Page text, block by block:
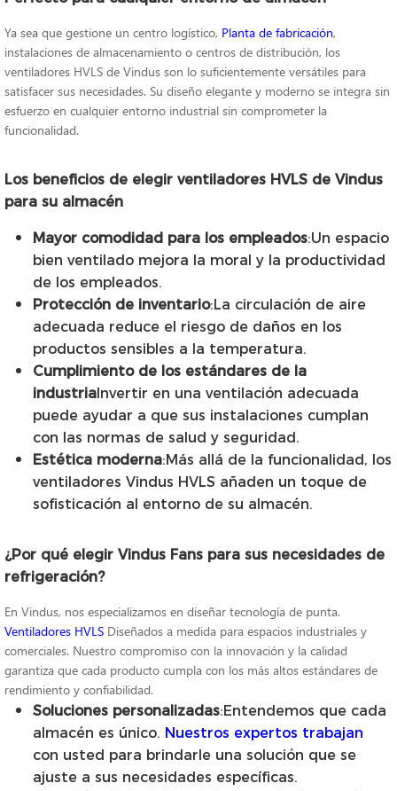
Ya sea que gestione un centro logístico, Planta de fabricación,
instalaciones de almacenamiento o centros de distribución, los
ventiladores HVLS de Vindus son lo suficientemente versátiles para
satisfacer sus necesidades. Su diseño elegante y moderno se integra sin
esfuerzo en cualquier entorno industrial sin comprometer la
funcionalidad.
Los beneficios de elegir ventiladores HVLS de Vindus
para su almacén
Mayor comodidad para los empleados:Un espacio
bien ventilado mejora la moral y la productividad
de los empleados.
Protección de inventario:La circulación de aire
adecuada reduce el riesgo de daños en los
productos sensibles a la temperatura.
Cumplimiento de los estándares de la
industriaInvertir en una ventilación adecuada
puede ayudar a que sus instalaciones cumplan
con las normas de salud y seguridad.
Estética moderna:Más allá de la funcionalidad, los
ventiladores Vindus HVLS añaden un toque de
sofisticación al entorno de su almacén.
¿Por qué elegir Vindus Fans para sus necesidades de
refrigeración?
En Vindus, nos especializamos en diseñar tecnología de punta.
Ventiladores HVLS Diseñados a medida para espacios industriales y
comerciales. Nuestro compromiso con la innovación y la calidad
garantiza que cada producto cumpla con los más altos estándares de
rendimiento y confiabilidad.
Soluciones personalizadas:Entendemos que cada
almacén es único. Nuestros expertos trabajan
con usted para brindarle una solución que se
ajuste a sus necesidades específicas.